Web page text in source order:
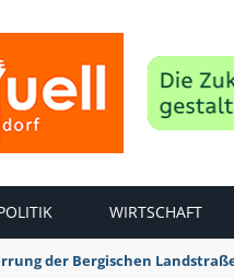
WIRTSCHAFT
der Bergischen